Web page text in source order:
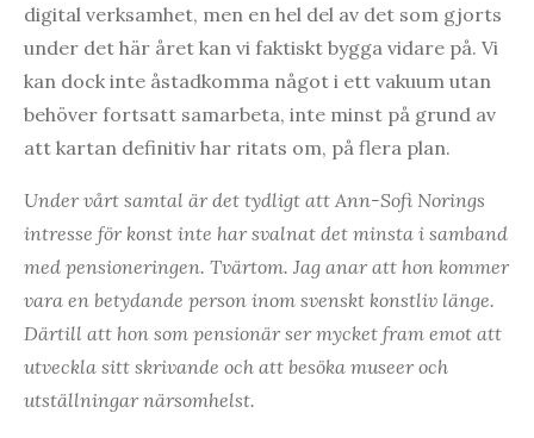
digital verksamhet, men en hel del av det som gjorts
under det här året kan vi faktiskt bygga vidare på. Vi
kan dock inte åstadkomma något i ett vakuum utan
behöver fortsatt samarbeta, inte minst på grund av
att kartan definitiv har ritats om, på flera plan.
Under vårt samtal är det tydligt att Ann-Sofi Norings
intresse för konst inte har svalnat det minsta i samband
med pensioneringen. Tvärtom. Jag anar att hon kommer
vara en betydande person inom svenskt konstliv länge.
Därtill att hon som pensionär ser mycket fram emot att
utveckla sitt skrivande och att besöka museer och
utställningar närsomhelst.